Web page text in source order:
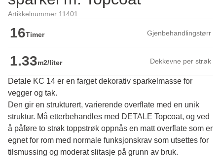
Artikkelnummer 11401
16Timer Gjenbehandlingstørr
1.33m2/liter Dekkevne per strøk
Detale KC 14 er en farget dekorativ sparkelmasse for
vegger og tak.
Den gir en strukturert, varierende overflate med en unik
struktur. Må etterbehandles med DETALE Topcoat, og ved
å påføre to strøk toppstrøk oppnås en matt overflate som er
egnet for rom med normale funksjonskrav som utsettes for
tilsmussing og moderat slitasje på grunn av bruk.